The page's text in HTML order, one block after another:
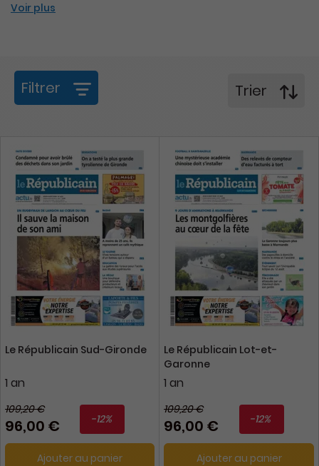
Voir plus
Filtrer Trier
Le Républicain Sud-Gironde
1 an
109,20 €
96,00 € -12%
Ajouter au panier
Le Républicain Lot-et-
Garonne
1 an
109,20 €
96,00 € -12%
Ajouter au panier